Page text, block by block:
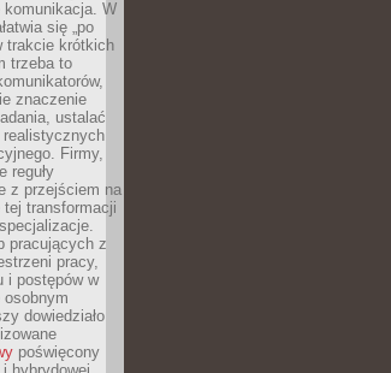
komunikacja. W
się „po
trakcie krótkich
trzeba to
znaczenie
ustalać
realistycznych
Firmy,
reguły
z przejściem na
tej transformacji
pracujących z
pracy,
i postępów w
dowiedziało
poświęcony